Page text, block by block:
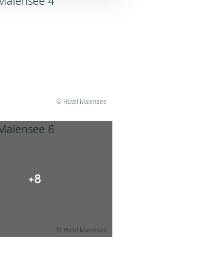
© Hotel Maiensee
© Hotel Maiensee
+8